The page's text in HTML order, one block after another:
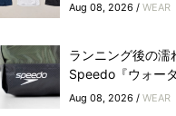
Aug 08, 2026 / WEAR
ランニング後の濡
Speedo『ウォー
Aug 08, 2026 / WEAR